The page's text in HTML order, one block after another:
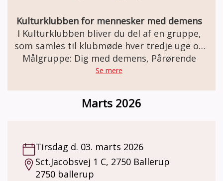
Kulturklubben for mennesker med demens
I Kulturklubben bliver du del af en gruppe,
som samles til klubmøde hver tredje uge og
får en fælles kulturoplevelse. I bliver
modtaget i døren, og efter ca. en time med
Kulturklubben samarbejder med
kulturoplevelser, og det er hos dem,
klubmøderne finder sted. Hvem kan deltage?
Du skal være bosiddende i Københavns
Målgruppe: Dig med demens, Pårørende
Se mere
Marts 2026
Tirsdag d. 03. marts 2026
Sct.Jacobsvej 1 C, 2750 Ballerup
2750 ballerup